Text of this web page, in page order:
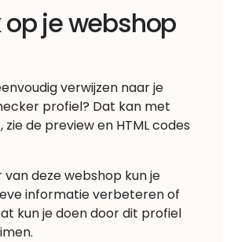
je webshop
verwijzen naar je
profiel? Dat kan met
zie de preview en HTML codes
van deze webshop kun je
informatie verbeteren of
kun je doen door dit profiel